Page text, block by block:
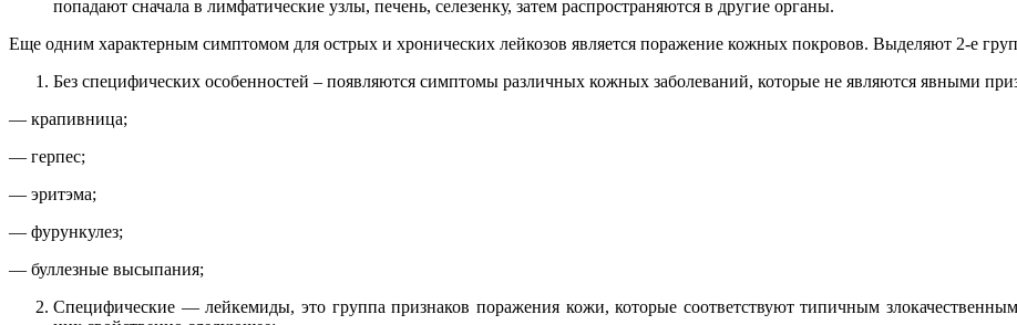
попадают сначала в лимфатические узлы, печень, селезенку, затем распространяются в другие органы.
Еще одним характерным симптомом для острых и хронических лейкозов является поражение кожных покровов. Выделяют 2-е
Без специфических особенностей – появляются симптомы различных кожных заболеваний, которые не являются явными
— крапивница;
— герпес;
— эритэма;
— фурункулез;
— буллезные высыпания;
Специфические — лейкемиды, это группа признаков поражения кожи, которые соответствуют типичным